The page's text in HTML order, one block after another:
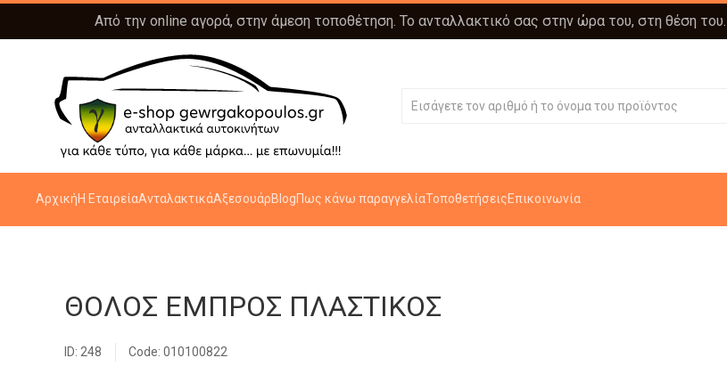
Από την online αγορά, στην άμεση τοποθέτηση. Το ανταλλακτικό σας στην ώρα του, στη θέση
ΑρχικήΗ ΕταιρείαΑνταλακτικάΑξεσουάρBlogΠως κάνω παραγγελίαΤοποθετήσειςΕπικοινωνία
ΘΟΛΟΣ ΕΜΠΡΟΣ ΠΛΑΣΤΙΚΟΣ
ID: 248 Code: 010100822